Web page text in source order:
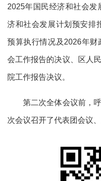
2025年国民经济和社会发
济和社会发展计划预安排
预算执行情况及2026年
会工作报告的决议、区人
院工作报告决议。
第二次全体会议前，呼
次会议召开了代表团会议